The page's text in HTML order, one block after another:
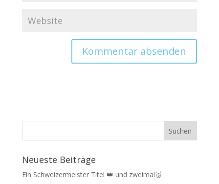
Neueste Beiträge
Ein Schweizermeister Titel 👑 und zweimal🥉